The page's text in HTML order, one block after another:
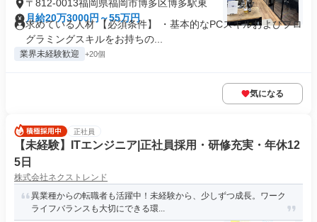
〒812-0013福岡県福岡市博多区博多駅東
月給20万3000円～55万円
求めている人材 【必須条件】 ・基本的なPCスキルおよびプロ
グラミングスキルをお持ちの...
業界未経験歓迎 +20個
気になる
正社員
【未経験】ITエンジニア|正社員採用・研修充実・年休12
5日
株式会社ネクストレンド
異業種からの転職者も活躍中！未経験から、少しずつ成長。ワーク
ライフバランスも大切にできる環...